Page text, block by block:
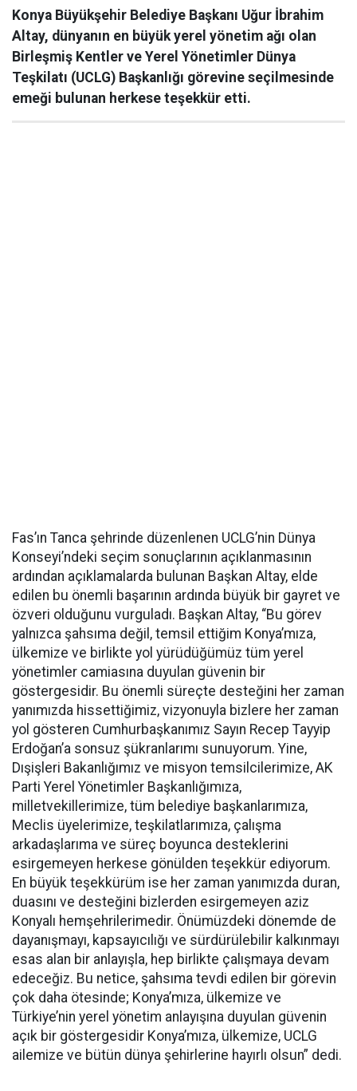
Konya Büyükşehir Belediye Başkanı Uğur İbrahim
Altay, dünyanın en büyük yerel yönetim ağı olan
Birleşmiş Kentler ve Yerel Yönetimler Dünya
Teşkilatı (UCLG) Başkanlığı görevine seçilmesinde
emeği bulunan herkese teşekkür etti.
Fas’ın Tanca şehrinde düzenlenen UCLG’nin Dünya
Konseyi’ndeki seçim sonuçlarının açıklanmasının
ardından açıklamalarda bulunan Başkan Altay, elde
edilen bu önemli başarının ardında büyük bir gayret ve
özveri olduğunu vurguladı. Başkan Altay, “Bu görev
yalnızca şahsıma değil, temsil ettiğim Konya’mıza,
ülkemize ve birlikte yol yürüdüğümüz tüm yerel
yönetimler camiasına duyulan güvenin bir
göstergesidir. Bu önemli süreçte desteğini her zaman
yanımızda hissettiğimiz, vizyonuyla bizlere her zaman
yol gösteren Cumhurbaşkanımız Sayın Recep Tayyip
Erdoğan’a sonsuz şükranlarımı sunuyorum. Yine,
Dışişleri Bakanlığımız ve misyon temsilcilerimize, AK
Parti Yerel Yönetimler Başkanlığımıza,
milletvekillerimize, tüm belediye başkanlarımıza,
Meclis üyelerimize, teşkilatlarımıza, çalışma
arkadaşlarıma ve süreç boyunca desteklerini
esirgemeyen herkese gönülden teşekkür ediyorum.
En büyük teşekkürüm ise her zaman yanımızda duran,
duasını ve desteğini bizlerden esirgemeyen aziz
Konyalı hemşehrilerimedir. Önümüzdeki dönemde de
dayanışmayı, kapsayıcılığı ve sürdürülebilir kalkınmayı
esas alan bir anlayışla, hep birlikte çalışmaya devam
edeceğiz. Bu netice, şahsıma tevdi edilen bir görevin
çok daha ötesinde; Konya’mıza, ülkemize ve
Türkiye’nin yerel yönetim anlayışına duyulan güvenin
açık bir göstergesidir Konya’mıza, ülkemize, UCLG
ailemize ve bütün dünya şehirlerine hayırlı olsun” dedi.